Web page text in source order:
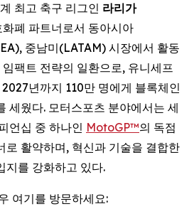
최고 축구 리그인 라리가
폐 파트너로서 동아시아
중남미(LATAM) 시장에서 활동
팩트 전략의 일환으로, 유니세프
년까지 110만 명에게 블록체인
세웠다. 모터스포츠 분야에서는 세
언십 중 하나인 MotoGP™의 독점
로 활약하며, 혁신과 기술을 결합한
지를 강화하고 있다.
여기를 방문하세요: